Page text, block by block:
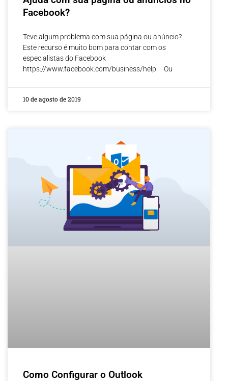
Facebook?
Teve algum problema com sua página ou anúncio?
Este recurso é muito bom para contar com os
especialistas do Facebook
https://www.facebook.com/business/help Ou
10 de agosto de 2019
Como Configurar o Outlook